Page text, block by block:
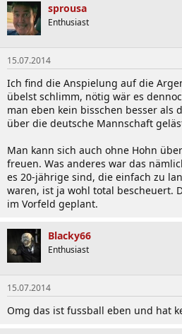
sprousa
Enthusiast
15.07.2014
Ich find die Anspielung auf die
übelst schlimm, nötig wär es
man eben kein bisschen besser als
über die deutsche Mannschaft
Man kann sich auch ohne Hohn
freuen. Was anderes war das
es 20-jährige sind, die einfach zu
waren, ist ja wohl total bescheuert.
im Vorfeld geplant.
Blacky66
Enthusiast
15.07.2014
Omg das ist fussball eben und hat